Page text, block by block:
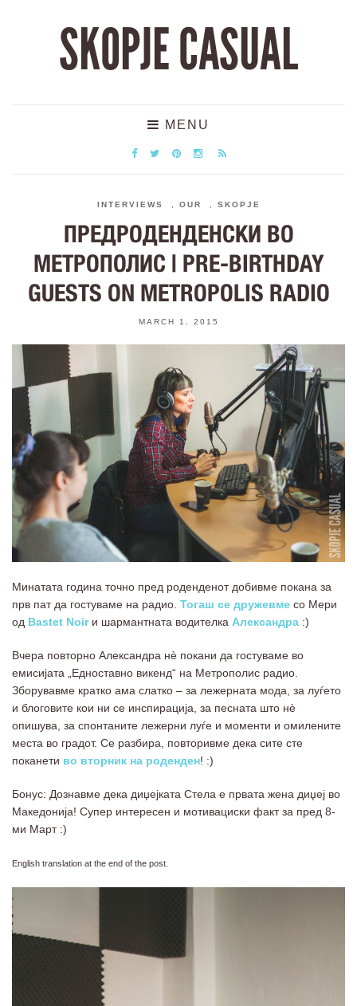
SKOPJE CASUAL
MENU
INTERVIEWS OUR SKOPJE
ПРЕДРОДЕНДЕНСКИ ВО
МЕТРОПОЛИС | PRE-BIRTHDAY
GUESTS ON METROPOLIS RADIO
MARCH 1, 2015
Минатата година точно пред роденденот добивме покана за
прв пат да гостуваме на радио. Тогаш се дружевме со Мери
од Bastet Noirи шармантната водителка Александра :)
Вчера повторно Александра нè покани да гостуваме во
емисијата „Едноставно викенд“ на Метрополис радио.
Зборувавме кратко ама слатко – за лежерната мода, за луѓето
и блоговите кои ни се инспирација, за песната што нè
опишува, за спонтаните лежерни луѓе и моменти и омилените
места во градот. Се разбира, повторивме дека сите сте
поканети во вторник на роденден! :)
Бонус: Дознавме дека диџејката Стела е првата жена диџеј во
Македонија! Супер интересен и мотивациски факт за пред 8-
ми Март :)
English translation at the end of the post.